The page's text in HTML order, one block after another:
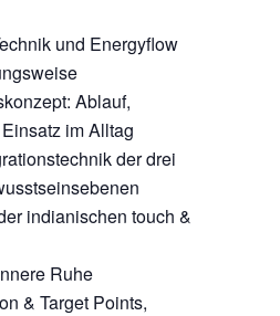
und Energyflow
Ablauf,
im Alltag
der drei
indianischen touch &
Ruhe
& Target Points,